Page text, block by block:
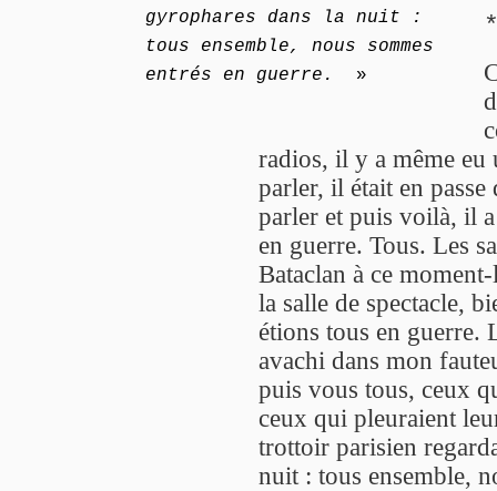
gyrophares dans la nuit :
tous ensemble, nous sommes
entrés en guerre.
»
radios, il y a même eu
parler, il était en passe
parler et puis voilà, il
en guerre. Tous. Les
Bataclan à ce
la salle de spectacle,
étions tous en guerre.
avachi dans mon
puis vous tous, ceux
ceux qui pleuraient
trottoir parisien
nuit : tous ensemble,